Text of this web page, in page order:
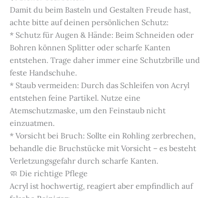
Damit du beim Basteln und Gestalten Freude hast,
achte bitte auf deinen persönlichen Schutz:
* Schutz für Augen & Hände: Beim Schneiden oder
Bohren können Splitter oder scharfe Kanten
entstehen. Trage daher immer eine Schutzbrille und
feste Handschuhe.
* Staub vermeiden: Durch das Schleifen von Acryl
entstehen feine Partikel. Nutze eine
Atemschutzmaske, um den Feinstaub nicht
einzuatmen.
* Vorsicht bei Bruch: Sollte ein Rohling zerbrechen,
behandle die Bruchstücke mit Vorsicht – es besteht
Verletzungsgefahr durch scharfe Kanten.
🧼 Die richtige Pflege
Acryl ist hochwertig, reagiert aber empfindlich auf